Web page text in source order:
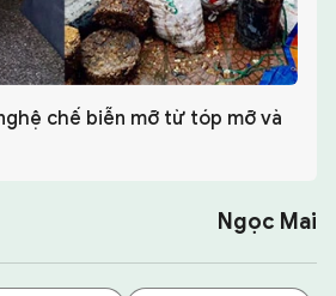
chế biễn mỡ từ tóp mỡ và
Ngọc Mai